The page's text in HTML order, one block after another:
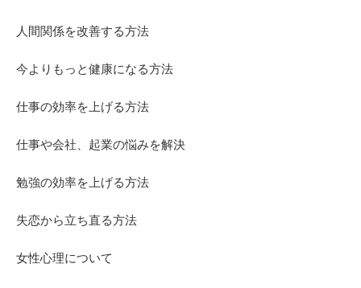
人間関係を改善する方法
今よりもっと健康になる方法
仕事の効率を上げる方法
仕事や会社、起業の悩みを解決
勉強の効率を上げる方法
失恋から立ち直る方法
女性心理について